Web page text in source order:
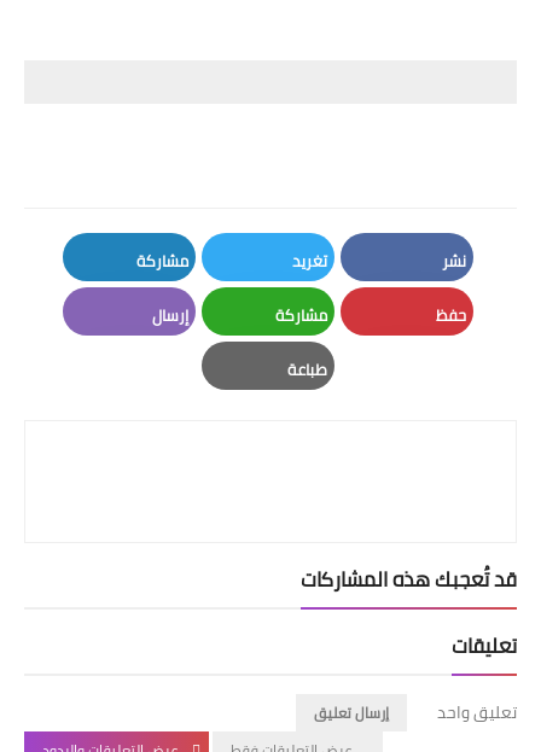
نشر
Facebook
تغريد
Twitter
مشاركة
LinkedIn
حفظ مشاركة
Whatsapp
إرسال
طباعة
قد تُعجبك هذه المشاركات
تعليقات
تعليق واحد
إرسال تعليق